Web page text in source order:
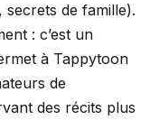
de famille).
: c’est un
à Tappytoon
de
des récits plus